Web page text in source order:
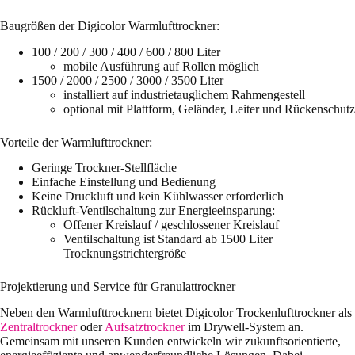
Baugrößen der Digicolor Warmlufttrockner:
100 / 200 / 300 / 400 / 600 / 800 Liter
mobile Ausführung auf Rollen möglich
1500 / 2000 / 2500 / 3000 / 3500 Liter
installiert auf industrietauglichem Rahmengestell
optional mit Plattform, Geländer, Leiter und Rückenschutz
Vorteile der Warmlufttrockner:
Geringe Trockner-Stellfläche
Einfache Einstellung und Bedienung
Keine Druckluft und kein Kühlwasser erforderlich
Rückluft-Ventilschaltung zur Energieeinsparung:
Offener Kreislauf / geschlossener Kreislauf
Ventilschaltung ist Standard ab 1500 Liter
Trocknungstrichtergröße
Projektierung und Service für Granulattrockner
Neben den Warmlufttrocknern bietet Digicolor Trockenlufttrockner als
ZentraltrockneroderAufsatztrocknerim Drywell-System an.
Gemeinsam mit unseren Kunden entwickeln wir zukunftsorientierte,